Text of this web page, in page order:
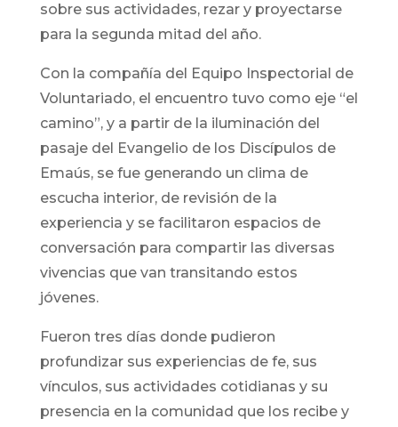
sobre sus actividades, rezar y proyectarse
para la segunda mitad del año.
Con la compañía del Equipo Inspectorial de
Voluntariado, el encuentro tuvo como eje “el
camino”, y a partir de la iluminación del
pasaje del Evangelio de los Discípulos de
Emaús, se fue generando un clima de
escucha interior, de revisión de la
experiencia y se facilitaron espacios de
conversación para compartir las diversas
vivencias que van transitando estos
jóvenes.
Fueron tres días donde pudieron
profundizar sus experiencias de fe, sus
vínculos, sus actividades cotidianas y su
presencia en la comunidad que los recibe y